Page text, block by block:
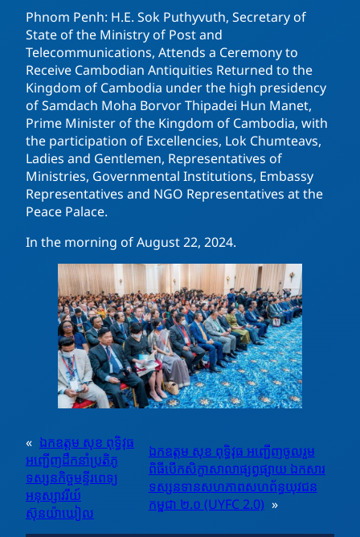
Phnom Penh: H.E. Sok Puthyvuth, Secretary of
State of the Ministry of Post and
Telecommunications, Attends a Ceremony to
Receive Cambodian Antiquities Returned to the
Kingdom of Cambodia under the high presidency
of Samdach Moha Borvor Thipadei Hun Manet,
Prime Minister of the Kingdom of Cambodia, with
the participation of Excellencies, Lok Chumteavs,
Ladies and Gentlemen, Representatives of
Ministries, Governmental Institutions, Embassy
Representatives and NGO Representatives at the
Peace Palace.
In the morning of August 22, 2024.
« ឯកឧត្តម សុខ ពុទ្ធិវុធ
អញ្ជើញដឹកនាំប្រតិភូ
ទស្សនកិច្ចមន្ទីរពេទ្យ
អនុស្សាវរីយ៍
ស៊ុនយ៉ាឃៀល
ឯកឧត្តម សុខ ពុទ្ធិវុធ​ អញ្ជើញចូលរួម
ពិធីបើកសិក្ខាសាលាផ្សព្វផ្សាយ ឯកសារ
ទស្សនទានសហភាពសហព័ន្ធយុវជន
កម្ពុជា ២.០ (UYFC 2.0) »